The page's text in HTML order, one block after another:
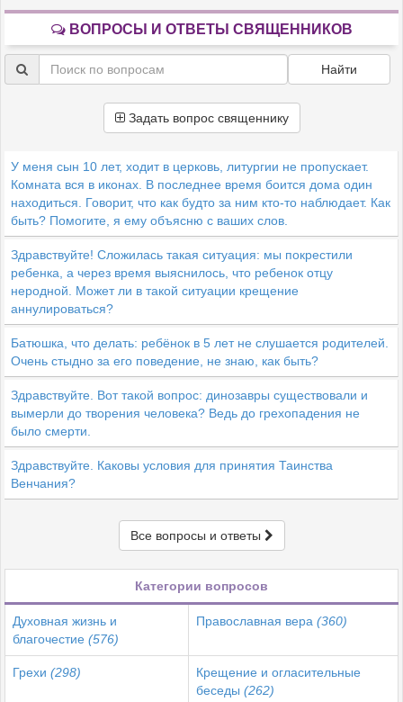
ВОПРОСЫ И ОТВЕТЫ СВЯЩЕННИКОВ
Найти
Задать вопрос священнику
У меня сын 10 лет, ходит в церковь, литургии не пропускает.
Комната вся в иконах. В последнее время боится дома один
находиться. Говорит, что как будто за ним кто-то наблюдает. Как
быть? Помогите, я ему объясню с ваших слов.
Здравствуйте! Сложилась такая ситуация: мы покрестили
ребенка, а через время выяснилось, что ребенок отцу
неродной. Может ли в такой ситуации крещение
аннулироваться?
Батюшка, что делать: ребёнок в 5 лет не слушается родителей.
Очень стыдно за его поведение, не знаю, как быть?
Здравствуйте. Вот такой вопрос: динозавры существовали и
вымерли до творения человека? Ведь до грехопадения не
было смерти.
Здравствуйте. Каковы условия для принятия Таинства
Венчания?
Все вопросы и ответы
Категории вопросов
Духовная жизнь и
благочестие (576)
Православная вера (360)
Грехи (298)
Крещение и огласительные
беседы (262)